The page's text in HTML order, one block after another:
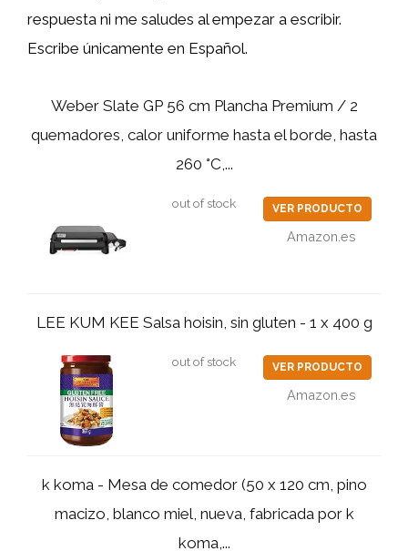
respuesta ni me saludes al empezar a escribir.
Escribe únicamente en Español.
Weber Slate GP 56 cm Plancha Premium / 2
quemadores, calor uniforme hasta el borde, hasta
260 °C,...
out of stock VER PRODUCTO
Amazon.es
LEE KUM KEE Salsa hoisin, sin gluten - 1 x 400 g
out of stock VER PRODUCTO
Amazon.es
k koma - Mesa de comedor (50 x 120 cm, pino
macizo, blanco miel, nueva, fabricada por k
koma,...